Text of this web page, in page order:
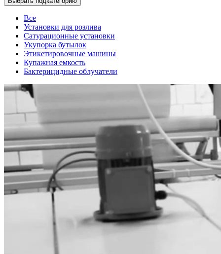
Все
Установки для розлива
Сатурационные установки
Укупорка бутылок
Этикетировочные машины
Купажная емкость
Бактерицидные облучатели